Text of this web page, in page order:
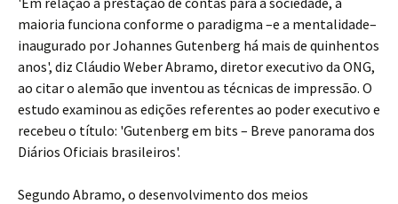
maioria funciona conforme o paradigma –e a mentalidade–
inaugurado por Johannes Gutenberg há mais de quinhentos
anos', diz Cláudio Weber Abramo, diretor executivo da ONG,
ao citar o alemão que inventou as técnicas de impressão. O
estudo examinou as edições referentes ao poder executivo e
recebeu o título: 'Gutenberg em bits – Breve panorama dos
Diários Oficiais brasileiros'.
Segundo Abramo, o desenvolvimento dos meios